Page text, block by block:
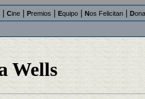
Cine Premios Equipo Nos Felicitan D
Wells